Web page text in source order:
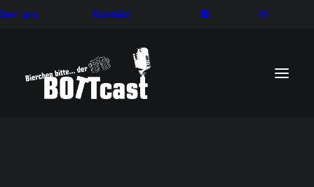
uns Kontakt